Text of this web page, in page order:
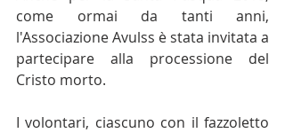
come ormai da tanti anni,
l'Associazione Avulss è stata invitata a
partecipare alla processione del
Cristo morto.
I volontari, ciascuno con il fazzoletto